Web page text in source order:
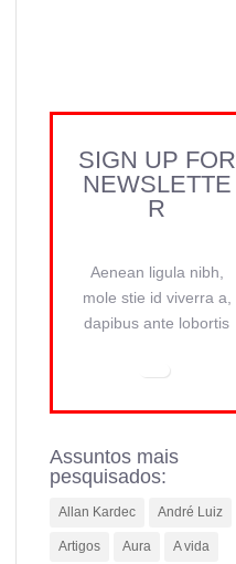
SIGN UP FOR
NEWSLETTE
R
Aenean ligula nibh,
mole stie id viverra a,
dapibus ante lobortis
Assuntos mais
pesquisados:
Allan Kardec André Luiz
Artigos Aura A vida